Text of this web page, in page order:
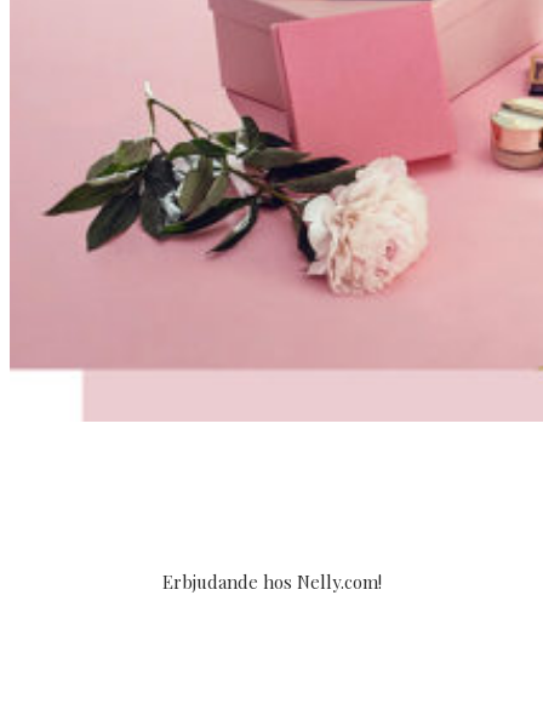
Erbjudande hos Nelly.com!